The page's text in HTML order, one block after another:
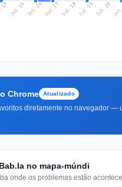
Jul 15 Jul 16Jul 17 Jul 18Jul 19 Jul 20
Chrome Atualizado
diretamente no navegador —
no mapa-múndi
onde os problemas estão